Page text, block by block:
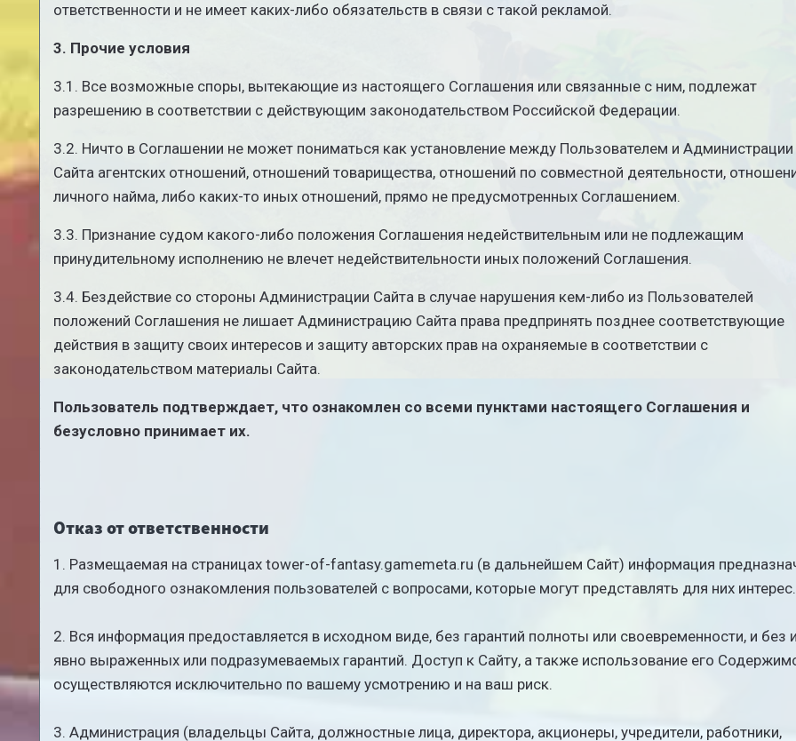
ответственности и не имеет каких-либо обязательств в связи с такой рекламой.
3. Прочие условия
3.1. Все возможные споры, вытекающие из настоящего Соглашения или связанные с ним, подлежат
разрешению в соответствии с действующим законодательством Российской Федерации.
3.2. Ничто в Соглашении не может пониматься как установление между Пользователем и Администрации
Сайта агентских отношений, отношений товарищества, отношений по совместной деятельности,
личного найма, либо каких-то иных отношений, прямо не предусмотренных Соглашением.
3.3. Признание судом какого-либо положения Соглашения недействительным или не подлежащим
принудительному исполнению не влечет недействительности иных положений Соглашения.
3.4. Бездействие со стороны Администрации Сайта в случае нарушения кем-либо из Пользователей
положений Соглашения не лишает Администрацию Сайта права предпринять позднее соответствующие
действия в защиту своих интересов и защиту авторских прав на охраняемые в соответствии с
законодательством материалы Сайта.
Пользователь подтверждает, что ознакомлен со всеми пунктами настоящего Соглашения и
безусловно принимает их.
Отказ от ответственности
1. Размещаемая на страницах tower-of-fantasy.gamemeta.ru (в дальнейшем Сайт) информация
для свободного ознакомления пользователей с вопросами, которые могут представлять для них
2. Вся информация предоставляется в исходном виде, без гарантий полноты или своевременности, и без
явно выраженных или подразумеваемых гарантий. Доступ к Сайту, а также использование его
осуществляются исключительно по вашему усмотрению и на ваш риск.
3. Администрация (владельцы Сайта, должностные лица, директора, акционеры, учредители, работники,